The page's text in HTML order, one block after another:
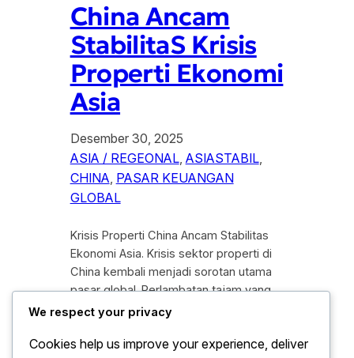
China Ancam
StabilitaS Krisis
Properti Ekonomi
Asia
Desember 30, 2025
ASIA / REGEONAL, ASIASTABIL
CHINA, PASAR KEUANGAN
GLOBAL
Krisis Properti China Ancam Stabilitas
Ekonomi Asia. Krisis sektor properti di
China kembali menjadi sorotan utama
pasar global. Perlambatan tajam yang
melanda industri properti Negeri Tirai
perekonomian domestik, tetapi juga
We respect your privacy
Cookies help us improve your experience, deliver